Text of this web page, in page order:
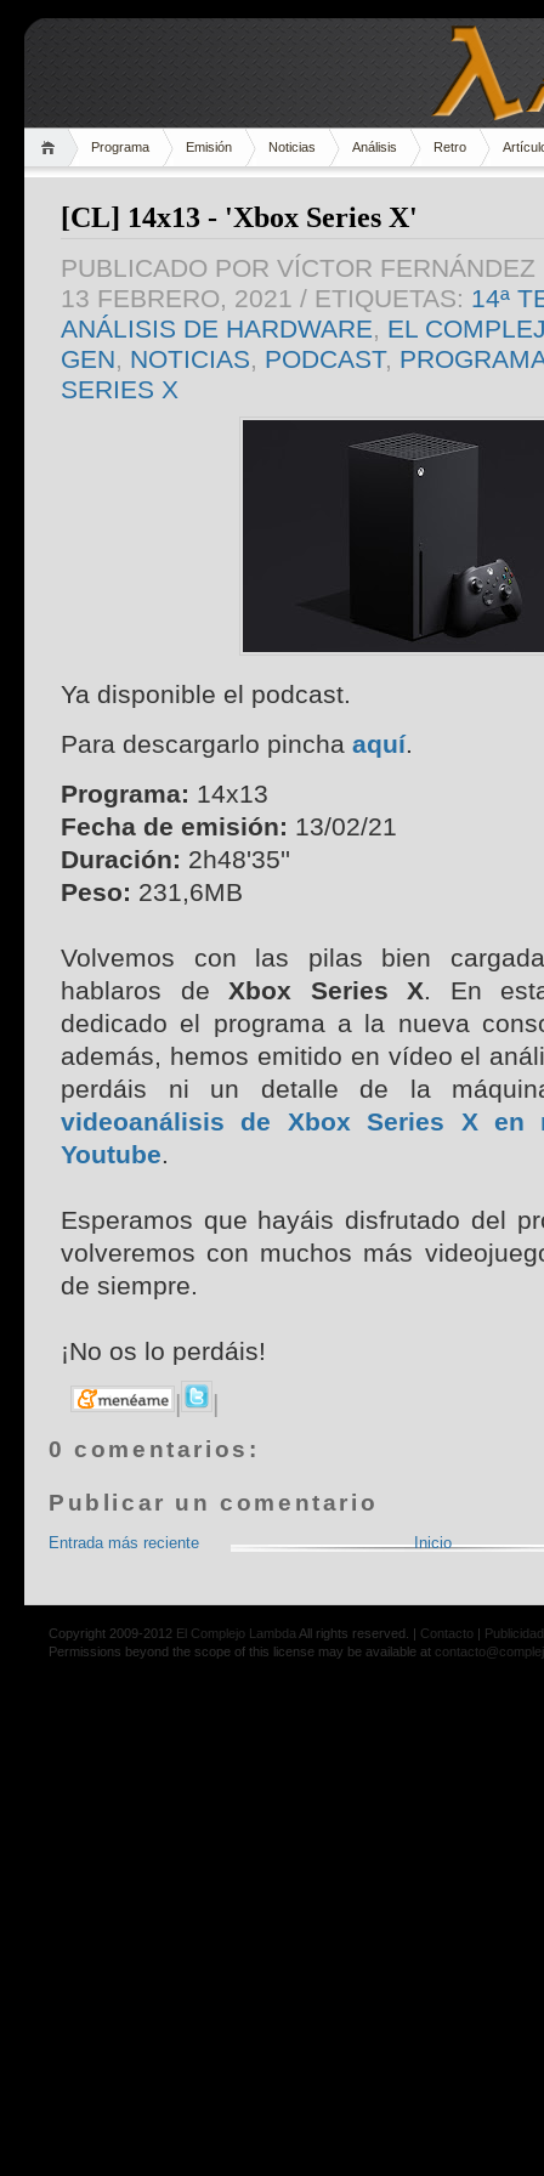
Programa Emisión Noticias Análisis Retro
[CL] 14x13 - 'Xbox Series X'
PUBLICADO POR VÍCTOR
13 FEBRERO, 2021 / ETIQUETAS: 14ª
ANÁLISIS DE HARDWARE
EL
GEN
NOTICIAS PODCAST,
SERIES X
Ya disponible el podcast.
Para descargarlo pincha aquí.
Programa: 14x13
Fecha de emisión: 13/02/21
Duración: 2h48'35''
Peso: 231,6MB
Volvemos con las pilas bien
hablaros de Xbox Series X. En
dedicado el programa a la nueva
además, hemos emitido en vídeo el
perdáis ni un detalle de la
videoanálisis de Xbox Series X en
Youtube.
Esperamos que hayáis disfrutado del
volveremos con muchos más
de siempre.
¡No os lo perdáis!
|
|
0 comentarios:
Publicar un comentario
Entrada más reciente Inicio
Copyright 2009-2012 El Complejo Lambda All rights reserved. | Contacto | Publicidad
Permissions beyond the scope of this license may be available at